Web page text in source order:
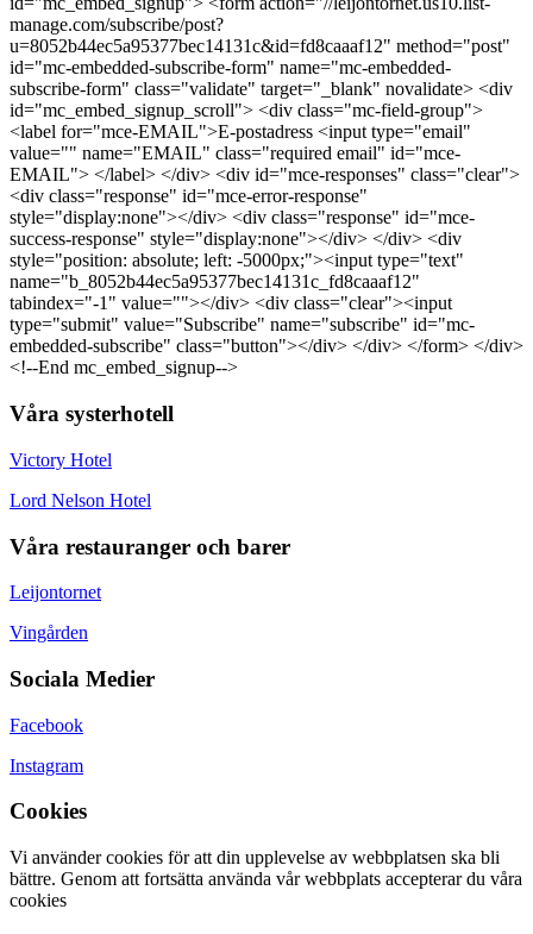
manage.com/subscribe/post?
u=8052b44ec5a95377bec14131c&id=fd8caaaf12" method="post"
id="mc-embedded-subscribe-form" name="mc-embedded-
subscribe-form" class="validate" target="_blank" novalidate> <div
id="mc_embed_signup_scroll"> <div class="mc-field-group">
<label for="mce-EMAIL">E-postadress <input type="email"
value="" name="EMAIL" class="required email" id="mce-
EMAIL"> </label> </div> <div id="mce-responses" class="clear">
<div class="response" id="mce-error-response"
style="display:none"></div> <div class="response" id="mce-
success-response" style="display:none"></div> </div> <div
style="position: absolute; left: -5000px;"><input type="text"
name="b_8052b44ec5a95377bec14131c_fd8caaaf12"
tabindex="-1" value=""></div> <div class="clear"><input
type="submit" value="Subscribe" name="subscribe" id="mc-
embedded-subscribe" class="button"></div> </div> </form> </div>
<!--End mc_embed_signup-->
Våra systerhotell
Victory Hotel
Lord Nelson Hotel
Våra restauranger och barer
Leijontornet
Vingården
Sociala Medier
Facebook
Instagram
Cookies
Vi använder cookies för att din upplevelse av webbplatsen ska bli
bättre. Genom att fortsätta använda vår webbplats accepterar du våra
cookies